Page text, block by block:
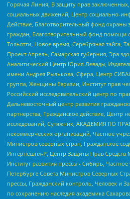
Горячая Линия, В защиту прав заключенных,
социальных движений, Центр социально-
Действие, Благотворительный фонд охраны
граждан, Благотворительный фонд
Тольятти, Новое время, Серебряная тайга,
Проект Апрель, Самарская губерния, Эра
Аналитический Центр Юрия Левады,
имени Андрея Рылькова, Сфера, Центр
группа, Женщины Евразии, Институт прав
Российский исследовательский центр по
Дальневосточный центр развития
партнерства, Гражданское действие, Центр
исследований, Сутяжник, АКАДЕМИЯ ПО
некоммерческих организаций, Частное
Министров северных стран, Гражданское
Интернешнл-Р, Центр Защиты Прав
Институт развития прессы - Сибирь,
Петербурге Совета Министров Северных
прессы, Гражданский контроль, Человек и
по сохранению наследия академика